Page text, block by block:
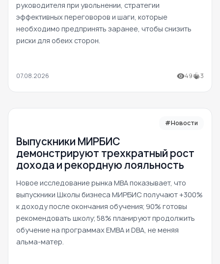
руководителя при увольнении, стратегии
эффективных переговоров и шаги, которые
необходимо предпринять заранее, чтобы снизить
риски для обеих сторон.
07.08.2026 49 3
#Новости
Выпускники МИРБИС
демонстрируют трехкратный рост
дохода и рекордную лояльность
Новое исследование рынка MBA показывает, что
выпускники Школы бизнеса МИРБИС получают +300%
к доходу после окончания обучения; 90% готовы
рекомендовать школу; 58% планируют продолжить
обучение на программах EMBA и DBA, не меняя
альма-матер.